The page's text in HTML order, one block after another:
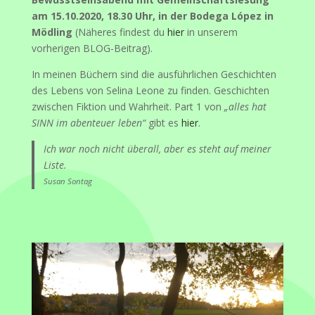
am 15.10.2020, 18.30 Uhr, in der Bodega López in
Mödling (Näheres findest du hierin unserem
vorherigen BLOG-Beitrag).
In meinen Büchern sind die ausführlichen Geschichten
des Lebens von Selina Leone zu finden. Geschichten
zwischen Fiktion und Wahrheit. Part 1 von „alles hat
SINN im abenteuer leben“gibt es hier.
Ich war noch nicht überall, aber es steht auf meiner
Liste.
Susan Sontag